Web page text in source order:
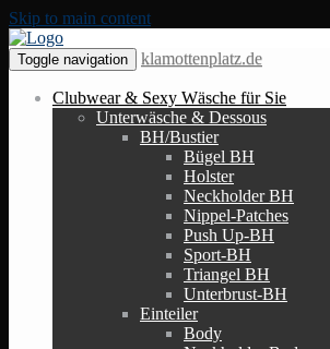
Skip to main content
Toggle navigation klamottenplatz.de
Clubwear & Sexy Wäsche für Sie
Unterwäsche & Dessous
BH/Bustier
Bügel BH
Holster
Neckholder BH
Nippel-Patches
Push Up-BH
Sport-BH
Triangel BH
Unterbrust-BH
Einteiler
Body